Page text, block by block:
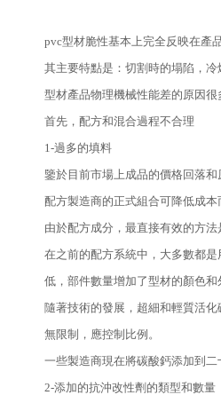
pvc型材脆性基本上完全反映在產
其主要特點是：切割時的塌陷，冷
型材產品物理機械性能差的原因
首先，配方和混合過程不合理
1-過多的填料
鑒於目前市場上成品的價格回落
配方製造商的正式組合可降低成
由於配方成分，最直接有效的方
在之前的配方系統中，大多數都
低，部件數量增加了型材的顏色
隨著技術的發展，超細和輕質活
無限制，應控制比例。
一些製造商現在將碳酸鈣添加到
2-添加的抗沖改性劑的類型和數量